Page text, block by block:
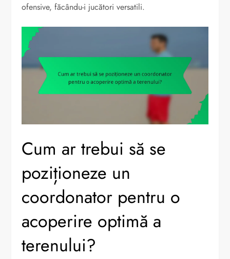
ofensive, făcându-i jucători versatili.
Cum ar trebui să se
poziționeze un
coordonator pentru o
acoperire optimă a
terenului?